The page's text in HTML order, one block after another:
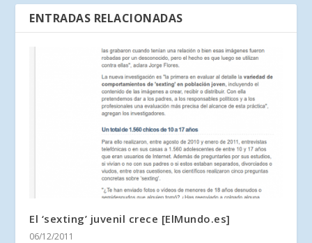
ENTRADAS RELACIONADAS
El ‘sexting’ juvenil crece [ElMundo.es]
06/12/2011